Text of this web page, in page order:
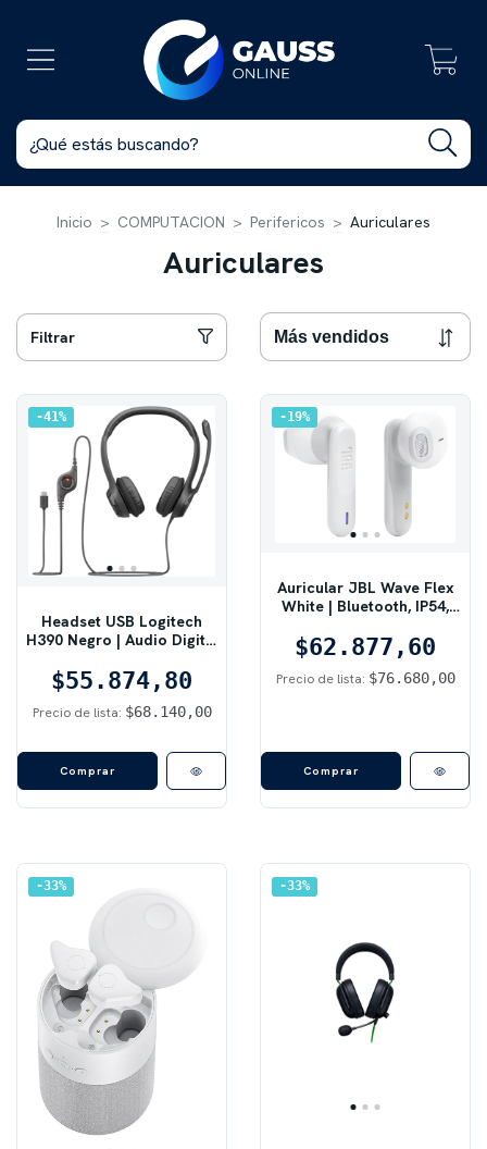
Inicio > COMPUTACION > Perifericos > Auriculares
Auriculares
Filtrar
41%
Headset USB Logitech
H390 Negro | Audio Digital
$55.874,80
Precio de lista: $68.140,00
19%
Auricular JBL Wave Flex
White | Bluetooth, IP54,
$62.877,60
Precio de lista: $76.680,00
33% 33%